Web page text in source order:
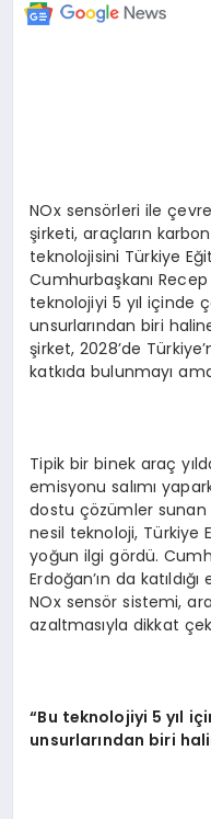
NOx sensörleri ile
şirketi, araçların
teknolojisini Türkiye
Cumhurbaşkanı
teknolojiyi 5 yıl içinde
unsurlarından biri
şirket, 2028’de
katkıda bulunmayı
Tipik bir binek araç
emisyonu salımı
dostu çözümler sunan
nesil teknoloji, Türkiye
yoğun ilgi gördü.
Erdoğan’ın da
NOx sensör sistemi,
azaltmasıyla dikkat
“Bu teknolojiyi 5 yıl
unsurlarından biri